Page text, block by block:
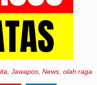
Jawapos News olah raga